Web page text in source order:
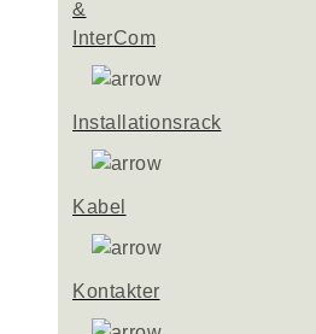
&
InterCom
Installationsrack
Kabel
Kontakter